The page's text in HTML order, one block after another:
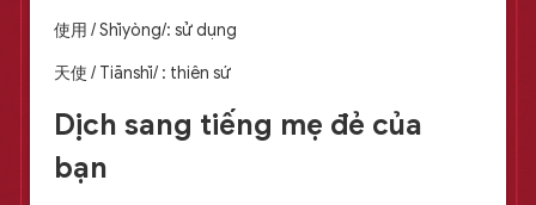
使用 / Shǐyòng/: sử dụng
天使 / Tiānshǐ/ : thiên sứ
Dịch sang tiếng mẹ đẻ của
bạn